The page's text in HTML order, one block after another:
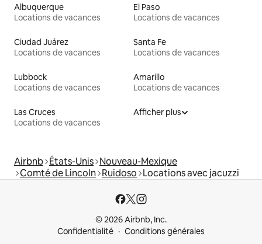
Albuquerque
Locations de vacances
El Paso
Locations de vacances
Ciudad Juárez
Locations de vacances
Santa Fe
Locations de vacances
Lubbock
Locations de vacances
Amarillo
Locations de vacances
Las Cruces
Locations de vacances
Afficher plus
Airbnb États-Unis Nouveau-Mexique
Comté de Lincoln Ruidoso Locations avec jacuzzi
© 2026 Airbnb, Inc.
Confidentialité
Conditions générales